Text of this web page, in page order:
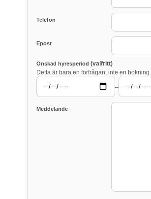
Telefon
Epost
Önskad hyresperiod (valfritt)
Detta är bara en förfrågan, inte en bokning.
–
Meddelande